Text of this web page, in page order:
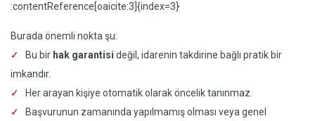
:contentReference[oaicite:3]{index=3}
Burada önemli nokta şu:
Bu bir hak garantisi değil, idarenin takdirine bağlı pratik bir
imkandır.
Her arayan kişiye otomatik olarak öncelik tanınmaz.
Başvurunun zamanında yapılmamış olması veya genel